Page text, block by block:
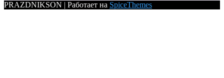
PRAZDNIKSON | Работает на SpiceThemes